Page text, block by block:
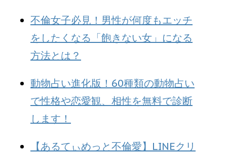
不倫女子必見！男性が何度もエッチ
をしたくなる「飽きない女」になる
方法とは？
動物占い進化版！60種類の動物占い
で性格や恋愛観、相性を無料で診断
します！
【あるてぃめっと不倫愛】LINEクリ